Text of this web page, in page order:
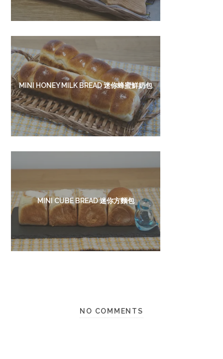
MINI HONEY MILK BREAD 迷你蜂蜜鮮奶包
MINI CUBE BREAD 迷你方麵包
NO COMMENTS